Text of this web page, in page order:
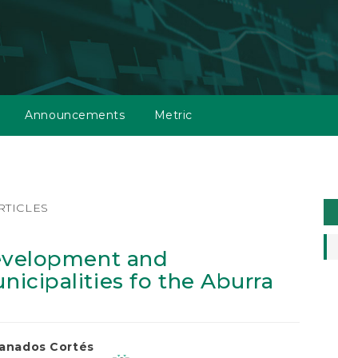
Announcements Metric
and
fo the Aburra
Cortés
a